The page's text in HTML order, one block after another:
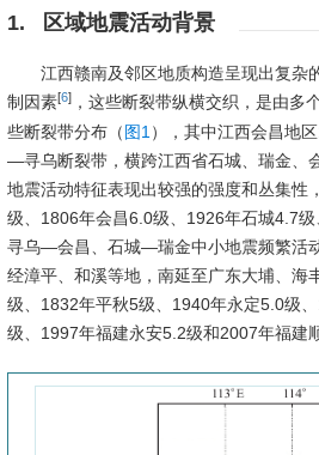
1. 区域地震活动背景
江西赣南及邻区地质构造呈现出复
制因素[6] ，这些断裂带纵横交织，是由
些断裂带分布（图1 ），其中江西会昌地
—寻乌断裂带，横跨江西省石城、瑞金、
地震活动特征表现出较强的强度和丛集
级、1806年会昌6.0级、1926年石城4.7
寻乌—会昌、石城—瑞金中小地震频繁活
经漳平、和溪等地，南延至广东大埔、海
级、1832年平秋5级、1940年永定5.0级
级、1997年福建永安5.2级和2007年福建